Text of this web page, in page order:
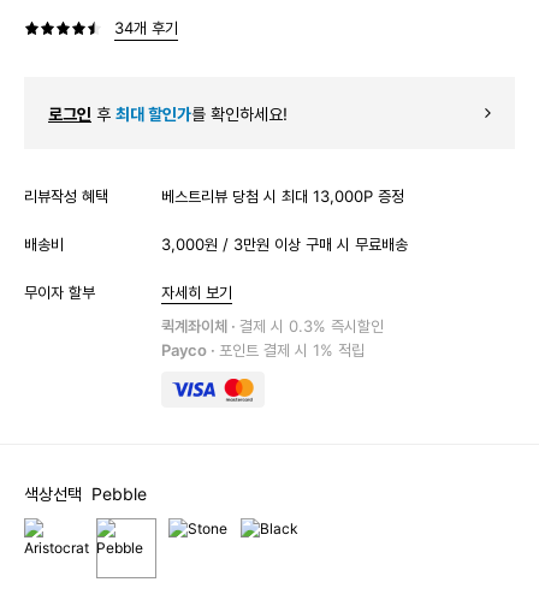
34개 후기
로그인 후 최대 할인가를 확인하세요!
리뷰작성 혜택 베스트리뷰 당첨 시 최대 13,000P 증정
배송비 3,000원 / 3만원 이상 구매 시 무료배송
무이자 할부
자세히 보기
퀵계좌이체 · 결제 시 0.3% 즉시할인
Payco · 포인트 결제 시 1% 적립
색상선택 Pebble